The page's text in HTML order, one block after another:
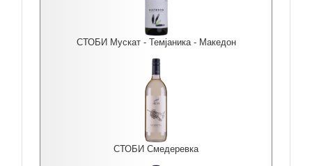
СТОБИ Мускат - Темјаника - Македон
СТОБИ Смедеревка